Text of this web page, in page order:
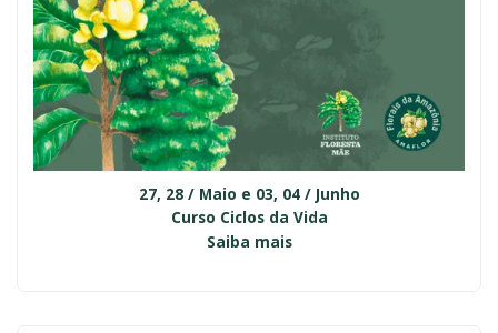
27, 28 / Maio e 03, 04 / Junho
Curso Ciclos da Vida
Saiba mais